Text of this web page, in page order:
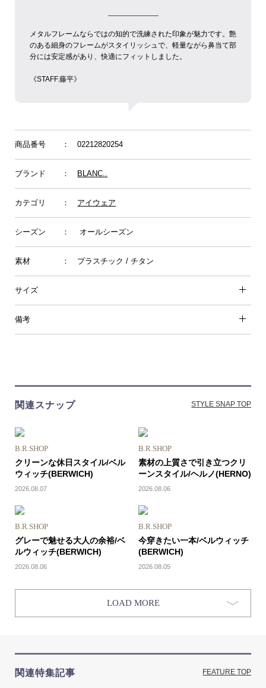
メタルフレームならではの知的で洗練された印象が魅力です。艶
のある細身のフレームがスタイリッシュで、軽量ながら鼻当て部
分には安定感があり、快適にフィットしました。
《STAFF.︎︎藤平》
商品番号 ： 02212820254
ブランド ： BLANC..
カテゴリ ： アイウェア
シーズン ： オールシーズン
素材 ： プラスチック / チタン
サイズ
備考
関連スナップ STYLE SNAP TOP
B.R.SHOP
クリーンな休日スタイル/ベル
ウィッチ(BERWICH)
2026.08.07
B.R.SHOP
素材の上質さで引き立つクリ
ーンスタイル/ヘルノ(HERNO)
2026.08.06
B.R.SHOP
グレーで魅せる大人の余裕/ベ
ルウィッチ(BERWICH)
2026.08.06
B.R.SHOP
今穿きたい一本/ベルウィッチ
(BERWICH)
2026.08.05
LOAD MORE
関連特集記事 FEATURE TOP